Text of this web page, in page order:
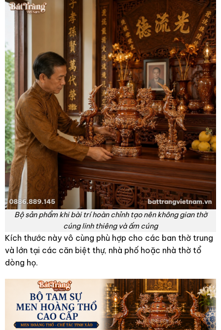
Bộ sản phẩm khi bài trí hoàn chỉnh tạo nên không gian thờ
cúng linh thiêng và ấm cúng
Kích thước này vô cùng phù hợp cho các ban thờ trung
và lớn tại các căn biệt thự, nhà phố hoặc nhà thờ tổ
dòng họ.